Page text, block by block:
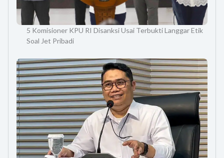
5 Komisioner KPU RI Disanksi Usai Terbukti Langgar Etik
Soal Jet Pribadi